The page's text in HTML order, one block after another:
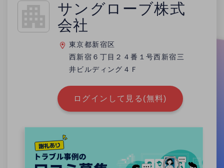
サングローブ株式
会社
東京都新宿区
西新宿６丁目２４番１号西新宿三
井ビルディング４Ｆ
ログインして見る(無料)